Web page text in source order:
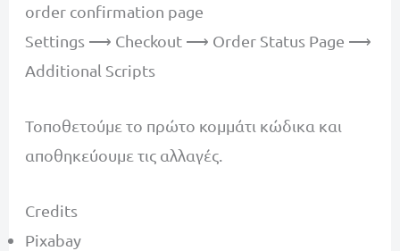
order confirmation page
Settings ⟶ Checkout ⟶ Order Status Page ⟶
Additional Scripts
Τοποθετούμε το πρώτο κομμάτι κώδικα και
αποθηκεύουμε τις αλλαγές.
Credits
Pixabay